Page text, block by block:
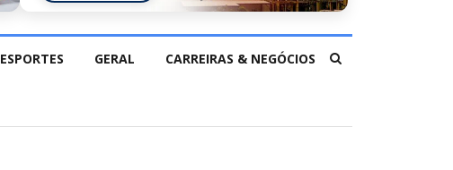
ESPORTES GERAL CARREIRAS & NEGÓCIOS